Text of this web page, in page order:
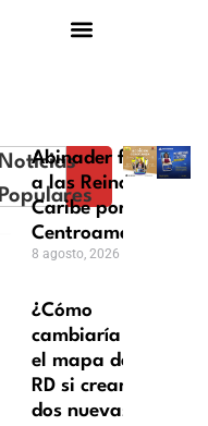
Noticias
Populares
Abinader felicita
a las Reinas del
Caribe por oro en
Centroamericanos
8 agosto, 2026
¿Cómo
cambiaría
el mapa de
RD si crean
dos nuevas